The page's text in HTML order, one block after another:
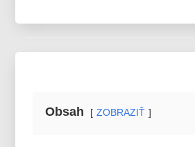
Obsah ZOBRAZIŤ